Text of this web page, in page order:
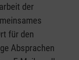
der
für den
Absprachen